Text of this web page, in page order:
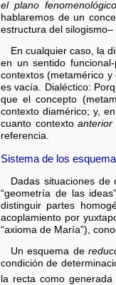
el plano
hablaremos de un
estructura del silogismo–
En cualquier caso, la
en un sentido
contextos (metamérico
es vacía. Dialéctico:
que el concepto
contexto diamérico; y,
cuanto contexto anterior
referencia.
Sistema de los
Dadas situaciones
“geometría de las
distinguir partes
acoplamiento por
“axioma de María”),
Un esquema de
condición de
la recta como